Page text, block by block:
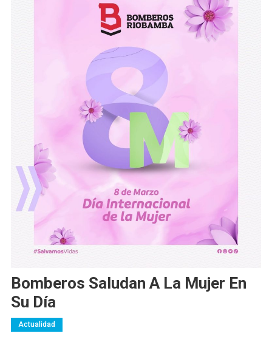
Bomberos Saludan A La Mujer En
Su Día
Actualidad